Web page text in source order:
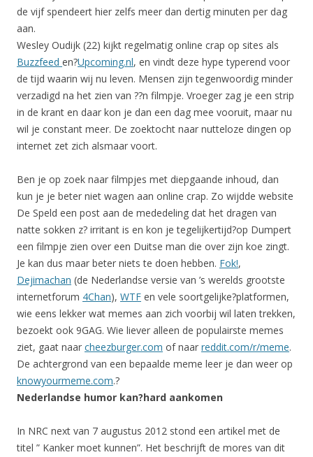
de vijf spendeert hier zelfs meer dan dertig minuten per dag
aan.
Wesley Oudijk (22) kijkt regelmatig online crap op sites als
Buzzfeed en?Upcoming.nl, en vindt deze hype typerend voor
de tijd waarin wij nu leven. Mensen zijn tegenwoordig minder
verzadigd na het zien van ??n filmpje. Vroeger zag je een strip
in de krant en daar kon je dan een dag mee vooruit, maar nu
wil je constant meer. De zoektocht naar nutteloze dingen op
internet zet zich alsmaar voort.
Ben je op zoek naar filmpjes met diepgaande inhoud, dan
kun je je beter niet wagen aan online crap. Zo wijdde website
De Speld een post aan de mededeling dat het dragen van
natte sokken z? irritant is en kon je tegelijkertijd?op Dumpert
een filmpje zien over een Duitse man die over zijn koe zingt.
Je kan dus maar beter niets te doen hebben. Fok!,
Dejimachan (de Nederlandse versie van ’s werelds grootste
internetforum 4Chan), WTF en vele soortgelijke?platformen,
wie eens lekker wat memes aan zich voorbij wil laten trekken,
bezoekt ook 9GAG. Wie liever alleen de populairste memes
ziet, gaat naar cheezburger.com of naar reddit.com/r/meme.
De achtergrond van een bepaalde meme leer je dan weer op
knowyourmeme.com.?
Nederlandse humor kan?hard aankomen
In NRC next van 7 augustus 2012 stond een artikel met de
titel ” Kanker moet kunnen”. Het beschrijft de mores van dit